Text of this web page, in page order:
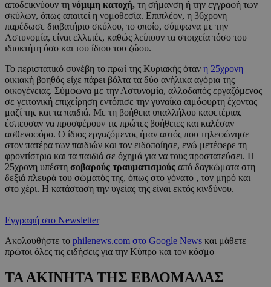
αποδεικνύουν τη νόμιμη κατοχή, τη σήμανση ή την εγγραφή των
σκύλων, όπως απαιτεί η νομοθεσία. Επιπλέον, η 36χρονη
παρέδωσε διαβατήριο σκύλου, το οποίο, σύμφωνα με την
Αστυνομία, είναι ελλιπές, καθώς λείπουν τα στοιχεία τόσο του
ιδιοκτήτη όσο και του ίδιου του ζώου.
Το περιστατικό συνέβη το πρωί της Κυριακής όταν η 25χρονη
οικιακή βοηθός είχε πάρει βόλτα τα δύο ανήλικα αγόρια της
οικογένειας. Σύμφωνα με την Αστυνομία, αλλοδαπός εργαζόμενος
σε γειτονική επιχείρηση εντόπισε την γυναίκα αιμόφυρτη έχοντας
μαζί της και τα παιδιά. Με τη βοήθεια υπαλλήλου καφετέριας
έσπευσαν να προσφέρουν τις πρώτες βοήθειες και καλέσαν
ασθενοφόρο. Ο ίδιος εργαζόμενος ήταν αυτός που τηλεφώνησε
στον πατέρα των παιδιών και τον ειδοποίησε, ενώ μετέφερε τη
φροντίστρια και τα παιδιά σε όχημά για να τους προστατεύσει. Η
25χρονη υπέστη σοβαρούς τραυματισμούς από δαγκώματα στη
δεξιά πλευρά του σώματός της, όπως στο γόνατο , τον μηρό και
στο χέρι. Η κατάσταση την υγείας της είναι εκτός κινδύνου.
Εγγραφή στο Newsletter
Ακολουθήστε το philenews.com στο Google News και μάθετε
πρώτοι όλες τις ειδήσεις για την Κύπρο και τον κόσμο
ΤΑ ΑΚΙΝΗΤΑ ΤΗΣ ΕΒΔΟΜΑΔΑΣ